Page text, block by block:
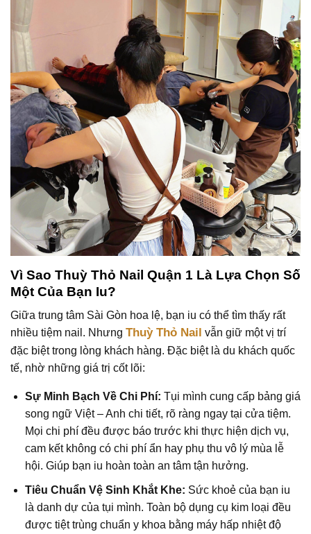
Vì Sao Thuỳ Thỏ Nail Quận 1 Là Lựa Chọn Số
Một Của Bạn Iu?
Giữa trung tâm Sài Gòn hoa lệ, bạn iu có thể tìm thấy rất
nhiều tiệm nail. Nhưng Thuỳ Thỏ Nail vẫn giữ một vị trí
đặc biệt trong lòng khách hàng. Đặc biệt là du khách quốc
tế, nhờ những giá trị cốt lõi:
Sự Minh Bạch Về Chi Phí: Tụi mình cung cấp bảng giá
song ngữ Việt – Anh chi tiết, rõ ràng ngay tại cửa tiệm.
Mọi chi phí đều được báo trước khi thực hiện dịch vụ,
cam kết không có chi phí ẩn hay phụ thu vô lý mùa lễ
hội. Giúp bạn iu hoàn toàn an tâm tận hưởng.
Tiêu Chuẩn Vệ Sinh Khắt Khe: Sức khoẻ của bạn iu
là danh dự của tụi mình. Toàn bộ dụng cụ kim loại đều
được tiệt trùng chuẩn y khoa bằng máy hấp nhiệt độ